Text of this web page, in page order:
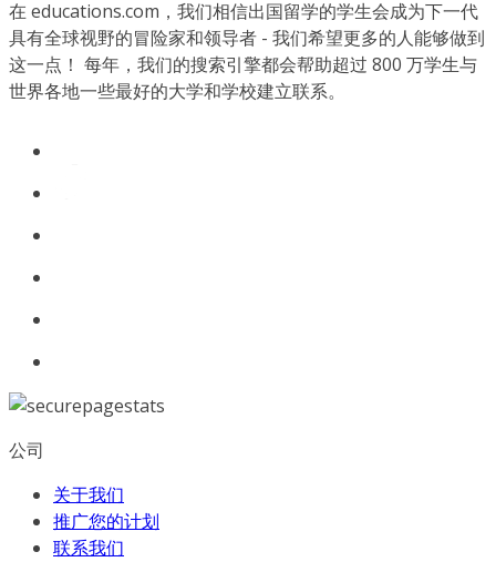
在 educations.com，我们相信出国留学的学生会成为下一代
具有全球视野的冒险家和领导者 - 我们希望更多的人能够做到
这一点！ 每年，我们的搜索引擎都会帮助超过 800 万学生与
世界各地一些最好的大学和学校建立联系。
公司
关于我们
推广您的计划
联系我们